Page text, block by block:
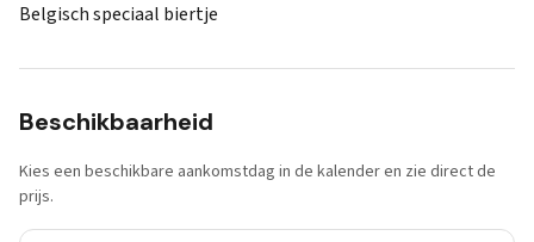
Belgisch speciaal biertje
Beschikbaarheid
Kies een beschikbare aankomstdag in de kalender en zie direct de
prijs.